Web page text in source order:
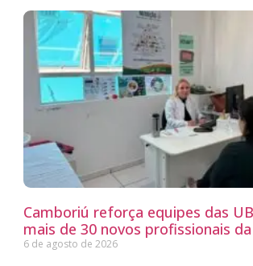
Camboriú reforça equipes das
mais de 30 novos profissionais
6 de agosto de 2026